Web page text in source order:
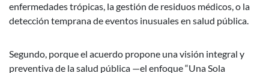
enfermedades trópicas, la gestión de residuos médicos, o la
detección temprana de eventos inusuales en salud pública.
Segundo, porque el acuerdo propone una visión integral y
preventiva de la salud pública —el enfoque “Una Sola